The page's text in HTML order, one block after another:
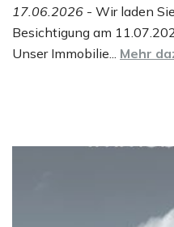
17.06.2026 - Wir laden
Besichtigung am
Unser Immobilie... Mehr